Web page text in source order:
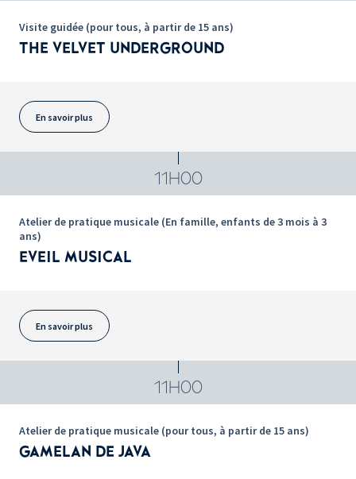
Visite guidée (pour tous, à partir de 15 ans)
THE VELVET UNDERGROUND
En savoir plus
11H00
Atelier de pratique musicale (En famille, enfants de 3 mois à 3
ans)
EVEIL MUSICAL
En savoir plus
11H00
Atelier de pratique musicale (pour tous, à partir de 15 ans)
GAMELAN DE JAVA